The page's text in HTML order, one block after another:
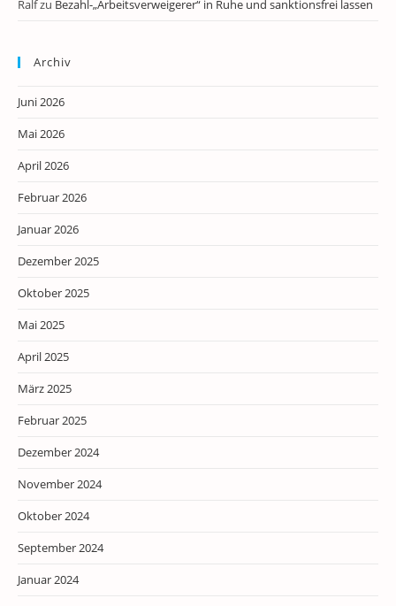
Ralfzu Bezahl-„Arbeitsverweigerer“ in Ruhe und sanktionsfrei lassen
Archiv
Juni 2026
Mai 2026
April 2026
Februar 2026
Januar 2026
Dezember 2025
Oktober 2025
Mai 2025
April 2025
März 2025
Februar 2025
Dezember 2024
November 2024
Oktober 2024
September 2024
Januar 2024